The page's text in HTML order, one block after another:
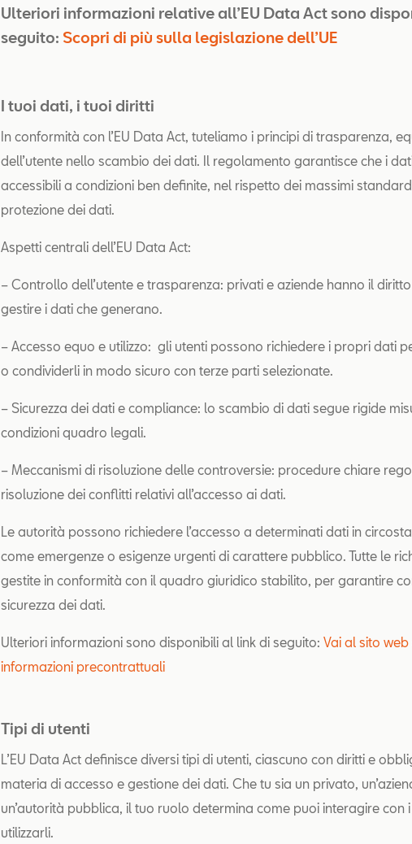
Ulteriori informazioni relative all’EU Data Act sono
seguito: Scopri di più sulla legislazione dell’UE
I tuoi dati, i tuoi diritti
In conformità con l’EU Data Act, tuteliamo i principi di trasparenza,
dell’utente nello scambio dei dati. Il regolamento garantisce che i
accessibili a condizioni ben definite, nel rispetto dei massimi
protezione dei dati.
Aspetti centrali dell’EU Data Act:
– Controllo dell’utente e trasparenza: privati e aziende hanno il
gestire i dati che generano.
– Accesso equo e utilizzo: gli utenti possono richiedere i propri dati
o condividerli in modo sicuro con terze parti selezionate.
– Sicurezza dei dati e compliance: lo scambio di dati segue rigide
condizioni quadro legali.
– Meccanismi di risoluzione delle controversie: procedure chiare
risoluzione dei conflitti relativi all’accesso ai dati.
Le autorità possono richiedere l’accesso a determinati dati in
come emergenze o esigenze urgenti di carattere pubblico. Tutte le
gestite in conformità con il quadro giuridico stabilito, per garantire
sicurezza dei dati.
Ulteriori informazioni sono disponibili al link di seguito: Vai al sito
informazioni precontrattuali
Tipi di utenti
L’EU Data Act definisce diversi tipi di utenti, ciascuno con diritti e
materia di accesso e gestione dei dati. Che tu sia un privato,
un’autorità pubblica, il tuo ruolo determina come puoi interagire con
utilizzarli.